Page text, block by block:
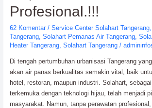
Lestari
Profesional.!!!
62 Komentar / Service Center Solahart Tangerang,
Tangerang, Solahart Pemanas Air Tangerang,
Heater Tangerang, Solahart Tangerang/
Di tengah pertumbuhan urbanisasi Tangerang
akan air panas berkualitas semakin vital, baik
hotel, restoran, maupun industri. Solahart,
terkemuka dengan teknologi hijau, telah menjadi
masyarakat. Namun, tanpa perawatan